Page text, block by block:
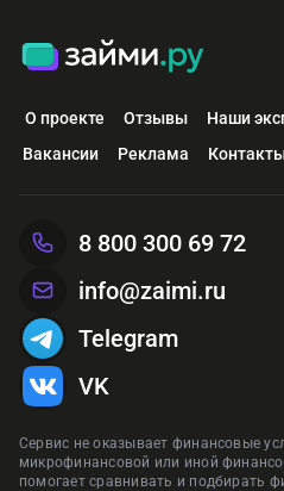
О проекте Отзывы Наши
Вакансии
Реклама
Сервис не оказывает финансовые
микрофинансовой или иной
помогает сравнивать и подбирать
8 800 300 69 72
info@zaimi.ru
Telegram
VK